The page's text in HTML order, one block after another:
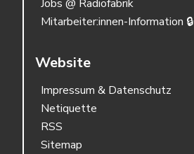
Jobs @ Radiofabrik
Mitarbeiter:innen-Information 🔒
Website
Impressum & Datenschutz
Netiquette
RSS
Sitemap